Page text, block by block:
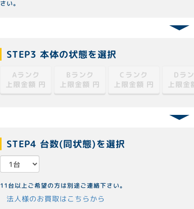
さい。
STEP3 本体の状態を選択
Aランク
上限金額 円
Bランク
上限金額 円
Cランク
上限金額 円
Dラ
上限金
STEP4 台数(同状態)を選択
11台以上ご希望の方は別途ご連絡下さい。
法人様のお買取はこちらから